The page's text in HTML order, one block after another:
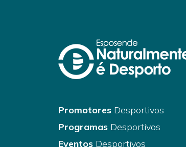
Promotores Desportivos
Programas Desportivos
Eventos Desportivos